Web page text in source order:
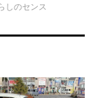
しのセンス